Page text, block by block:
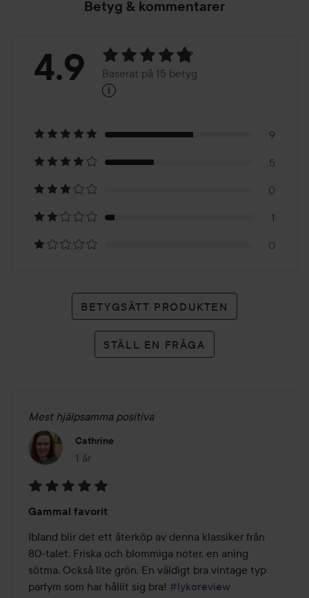
Betyg & kommentarer
Betyg:
Baserat
på
15
betyg
4.9 Baserat på 15 betyg
i
9
5
0
1
0
BETYGSÄTT PRODUKTEN
STÄLL EN FRÅGA
Mest hjälpsamma positiva
Cathrine
1 år
Inlägget skapades 1 år
5
av
5
Gammal favorit
Ibland blir det ett återköp av denna klassiker från
80-talet. Friska och blommiga noter, en aning
sötma. Också lite grön. En väldigt bra vintage typ
parfym som har hållit sig bra! #lykoreview